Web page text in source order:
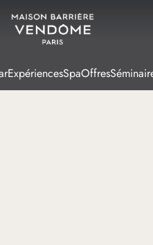
ExpériencesSpaOffres